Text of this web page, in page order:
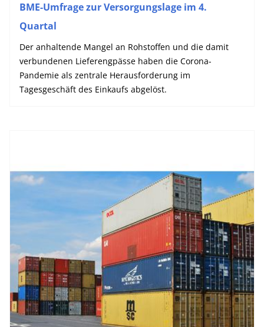
BME-Umfrage zur Versorgungslage im 4.
Quartal
Der anhaltende Mangel an Rohstoffen und die damit
verbundenen Lieferengpässe haben die Corona-
Pandemie als zentrale Herausforderung im
Tagesgeschäft des Einkaufs abgelöst.